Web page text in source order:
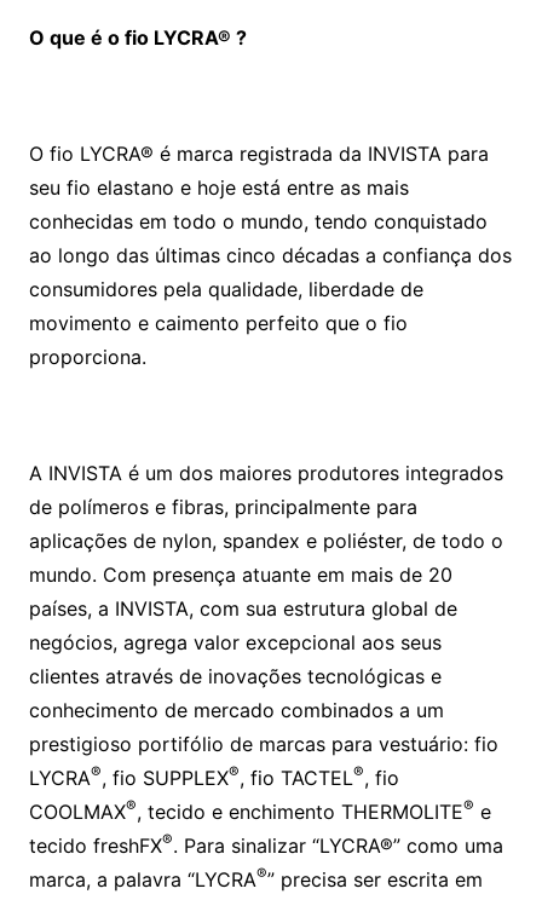
O que é o fio LYCRA® ?
O fio LYCRA® é marca registrada da INVISTA para
seu fio elastano e hoje está entre as mais
conhecidas em todo o mundo, tendo conquistado
ao longo das últimas cinco décadas a confiança dos
consumidores pela qualidade, liberdade de
movimento e caimento perfeito que o fio
proporciona.
A INVISTA é um dos maiores produtores integrados
de polímeros e fibras, principalmente para
aplicações de nylon, spandex e poliéster, de todo o
mundo. Com presença atuante em mais de 20
países, a INVISTA, com sua estrutura global de
negócios, agrega valor excepcional aos seus
clientes através de inovações tecnológicas e
conhecimento de mercado combinados a um
prestigioso portifólio de marcas para vestuário: fio
LYCRA®, fio SUPPLEX®, fio TACTEL®, fio
COOLMAX®, tecido e enchimento THERMOLITE® e
tecido freshFX®. Para sinalizar “LYCRA®” como uma
marca, a palavra “LYCRA®” precisa ser escrita em